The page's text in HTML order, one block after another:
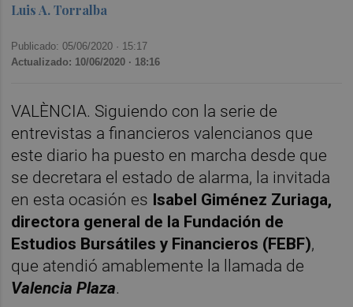
Luis A. Torralba
Publicado: 05/06/2020 · 15:17
Actualizado: 10/06/2020 · 18:16
VALÈNCIA. Siguiendo con la serie de
entrevistas a financieros valencianos que
este diario ha puesto en marcha desde que
se decretara el estado de alarma, la invitada
en esta ocasión es Isabel Giménez Zuriaga,
directora general de la Fundación de
Estudios Bursátiles y Financieros (FEBF),
que atendió amablemente la llamada de
Valencia Plaza.